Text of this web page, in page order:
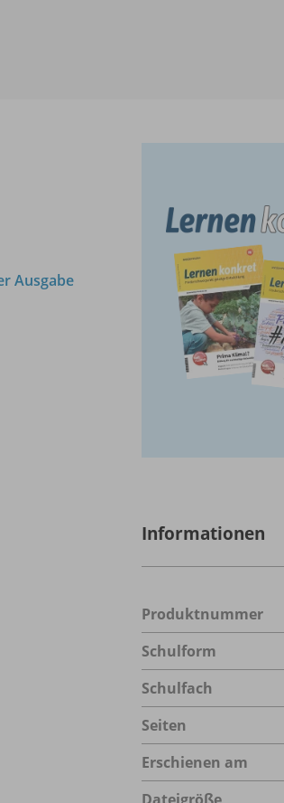
Ausgabe
Informationen
Produktnummer
Schulform
Schulfach
Seiten
Erschienen am